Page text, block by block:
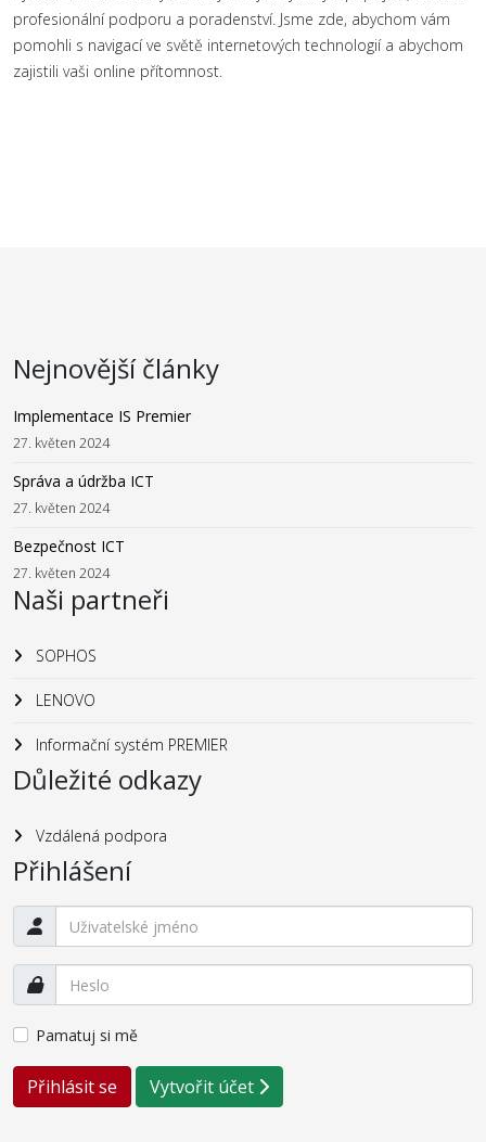
profesionální podporu a poradenství. Jsme zde, abychom vám
pomohli s navigací ve světě internetových technologií a abychom
zajistili vaši online přítomnost.
Nejnovější články
Implementace IS Premier
27. květen 2024
Správa a údržba ICT
27. květen 2024
Bezpečnost ICT
27. květen 2024
Naši partneři
SOPHOS
LENOVO
Informační systém PREMIER
Důležité odkazy
Vzdálená podpora
Přihlášení
Pamatuj si mě
Přihlásit se Vytvořit účet